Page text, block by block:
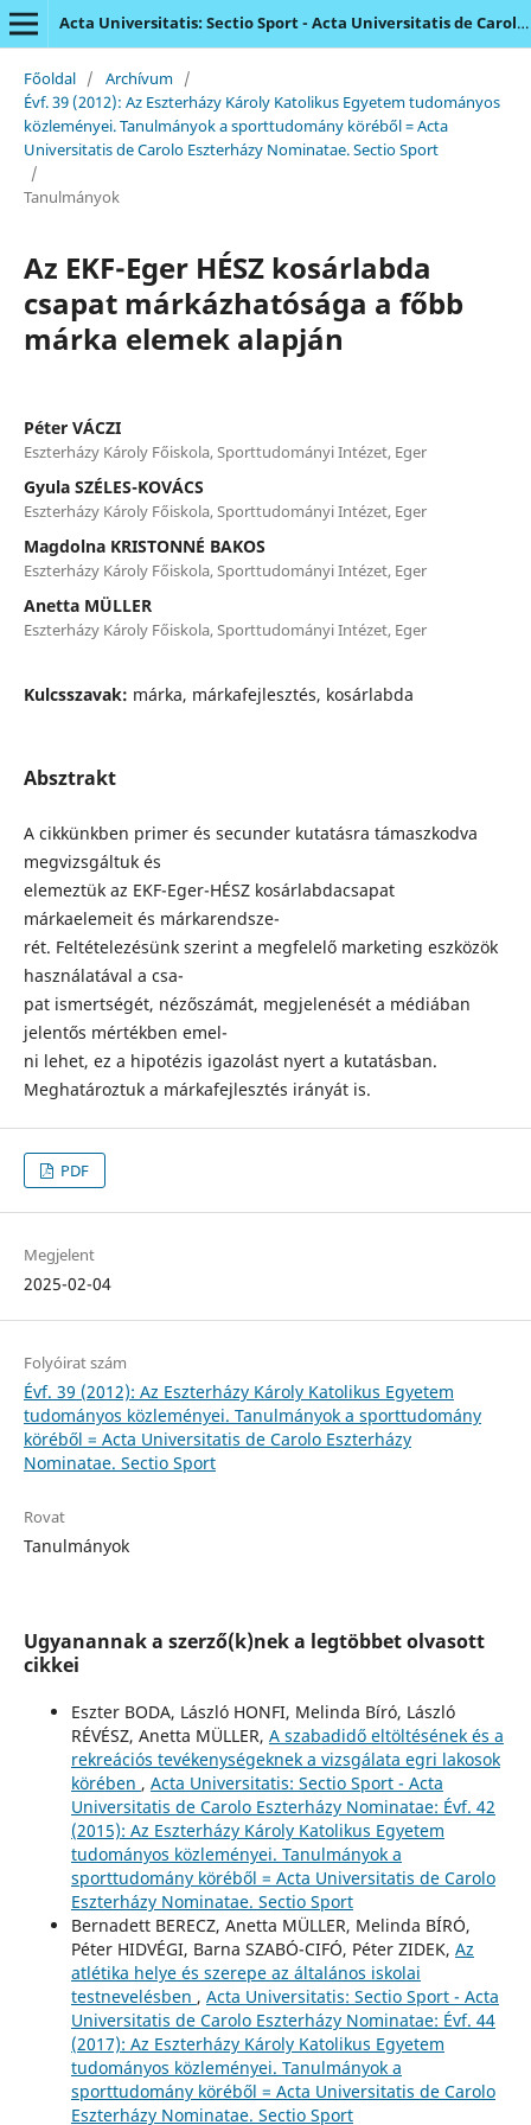
Acta Universitatis: Sectio Sport - Acta Universitatis de Carolo Eszterházy Nominatae
Főoldal / Archívum /
Évf. 39 (2012): Az Eszterházy Károly Katolikus Egyetem tudományos
közleményei. Tanulmányok a sporttudomány köréből = Acta
Universitatis de Carolo Eszterházy Nominatae. Sectio Sport
/
Tanulmányok
Az EKF-Eger HÉSZ kosárlabda
csapat márkázhatósága a főbb
márka elemek alapján
Péter VÁCZI
Eszterházy Károly Főiskola, Sporttudományi Intézet, Eger
Gyula SZÉLES-KOVÁCS
Eszterházy Károly Főiskola, Sporttudományi Intézet, Eger
Magdolna KRISTONNÉ BAKOS
Eszterházy Károly Főiskola, Sporttudományi Intézet, Eger
Anetta MÜLLER
Eszterházy Károly Főiskola, Sporttudományi Intézet, Eger
Kulcsszavak: márka, márkafejlesztés, kosárlabda
Absztrakt
A cikkünkben primer és secunder kutatásra támaszkodva
megvizsgáltuk és
elemeztük az EKF-Eger-HÉSZ kosárlabdacsapat
márkaelemeit és márkarendsze-
rét. Feltételezésünk szerint a megfelelő marketing eszközök
használatával a csa-
pat ismertségét, nézőszámát, megjelenését a médiában
jelentős mértékben emel-
ni lehet, ez a hipotézis igazolást nyert a kutatásban.
Meghatároztuk a márkafejlesztés irányát is.
PDF
Megjelent
2025-02-04
Folyóirat szám
Évf. 39 (2012): Az Eszterházy Károly Katolikus Egyetem
tudományos közleményei. Tanulmányok a sporttudomány
köréből = Acta Universitatis de Carolo Eszterházy
Nominatae. Sectio Sport
Rovat
Tanulmányok
Ugyanannak a szerző(k)nek a legtöbbet olvasott
cikkei
Eszter BODA, László HONFI, Melinda Bíró, László
RÉVÉSZ, Anetta MÜLLER, A szabadidő eltöltésének és a
rekreációs tevékenységeknek a vizsgálata egri lakosok
körében , Acta Universitatis: Sectio Sport - Acta
Universitatis de Carolo Eszterházy Nominatae: Évf. 42
(2015): Az Eszterházy Károly Katolikus Egyetem
tudományos közleményei. Tanulmányok a
sporttudomány köréből = Acta Universitatis de Carolo
Eszterházy Nominatae. Sectio Sport
Bernadett BERECZ, Anetta MÜLLER, Melinda BÍRÓ,
Péter HIDVÉGI, Barna SZABÓ-CIFÓ, Péter ZIDEK, Az
atlétika helye és szerepe az általános iskolai
testnevelésben , Acta Universitatis: Sectio Sport - Acta
Universitatis de Carolo Eszterházy Nominatae: Évf. 44
(2017): Az Eszterházy Károly Katolikus Egyetem
tudományos közleményei. Tanulmányok a
sporttudomány köréből = Acta Universitatis de Carolo
Eszterházy Nominatae. Sectio Sport